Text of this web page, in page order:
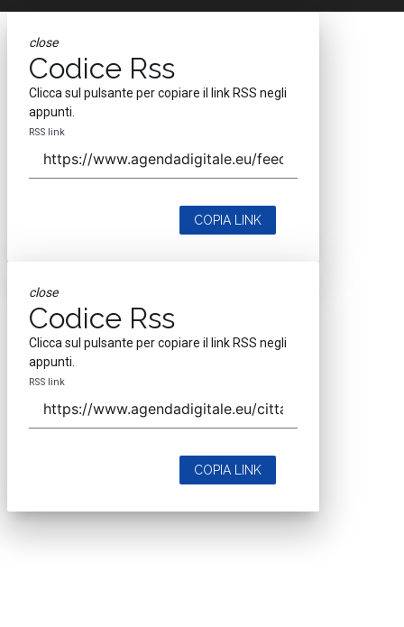
close
Codice Rss
Clicca sul pulsante per copiare il link RSS negli
appunti.
RSS link
COPIA LINK
close
Codice Rss
Clicca sul pulsante per copiare il link RSS negli
appunti.
RSS link
COPIA LINK